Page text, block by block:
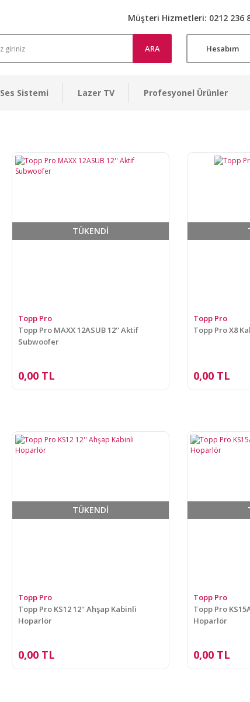
Müşteri Hizmetleri: 0212 236
ARA Hesabım
Ses Sistemi Lazer TV Profesyonel Ürünler
TÜKENDİ
Topp Pro
Topp Pro MAXX 12ASUB 12'' Aktif
Subwoofer
0,00 TL
Topp Pro
Topp Pro X8
0,00 TL
TÜKENDİ
Topp Pro
Topp Pro KS12 12'' Ahşap Kabinli
Hoparlör
0,00 TL
Topp Pro
Topp Pro
Hoparlör
0,00 TL